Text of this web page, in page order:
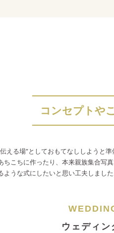
コンセプトや
える場”としておもてなししようと
ちこちに作ったり、本来親族集合写
ような式にしたいと思い工夫しました
ウェディ